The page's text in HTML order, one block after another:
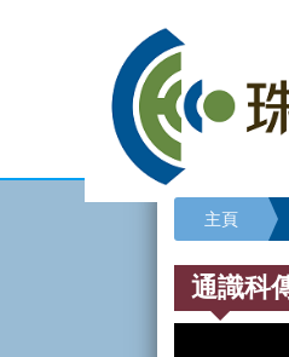
主頁
通識科